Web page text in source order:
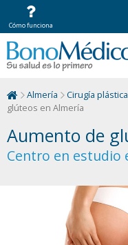
Almería Cirugía plástica
glúteos en Almería
Aumento de
Centro en estudio
Cómo funciona